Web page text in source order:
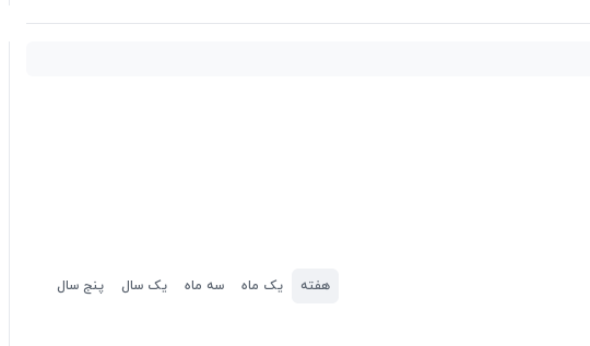
هفته یک ماه سه ماه یک سال پنج سال